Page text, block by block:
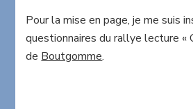
Pour la mise en page, je me suis
questionnaires du rallye lecture «
de Boutgomme.